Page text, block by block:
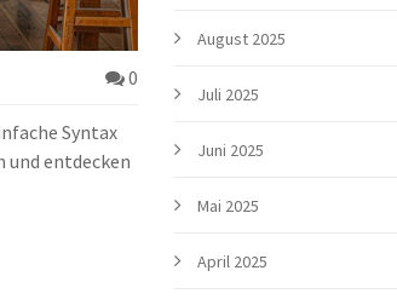
0
Syntax
und entdecken
August 2025
Juli 2025
Juni 2025
Mai 2025
April 2025